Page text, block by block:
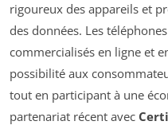
rigoureux des appareils et
des données. Les
commercialisés en ligne et
possibilité aux
tout en participant à une
partenariat récent avec